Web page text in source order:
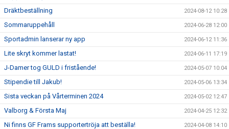
Dräktbeställning 2024-08-12 10:28
Sommaruppehåll 2024-06-28 12:00
Sportadmin lanserar ny app 2024-06-12 11:36
Lite skryt kommer lastat! 2024-06-11 17:19
J-Damer tog GULD i fristående! 2024-05-07 10:04
Stipendie till Jakub! 2024-05-06 13:34
Sista veckan på Vårterminen 2024 2024-05-02 12:47
Valborg & Första Maj 2024-04-25 12:32
Ni finns GF Frams supportertröja att beställa! 2024-04-08 14:10